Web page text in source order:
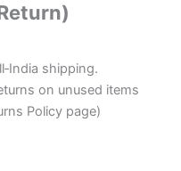
shipping.
on unused items
Policy page)